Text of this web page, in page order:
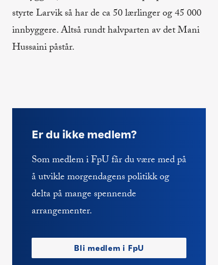
styrte Larvik så har de ca 50 lærlinger og 45 000
innbyggere. Altså rundt halvparten av det Mani
Hussaini påstår.
Er du ikke medlem?
Som medlem i FpU får du være med på
å utvikle morgendagens politikk og
delta på mange spennende
arrangementer.
Bli medlem i FpU